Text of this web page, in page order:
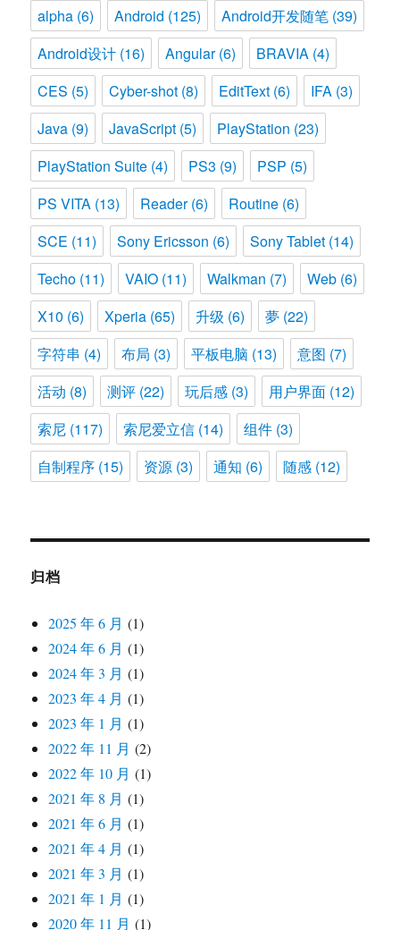
alpha (6) Android (125) Android开发随笔 (39)
Android设计 (16) Angular(6) BRAVIA (4)
CES (5) Cyber-shot (8) EditText (6) IFA (3)
Java (9) JavaScript (5) PlayStation (23)
PlayStation Suite (4) PS3 (9) PSP (5)
PS VITA (13) Reader(6) Routine (6)
SCE (11) Sony Ericsson (6) Sony Tablet (14)
Techo (11) VAIO (11) Walkman (7) Web (6)
X10 (6) Xperia (65) 升级 (6) 夢 (22)
字符串 (4) 布局 (3) 平板电脑 (13) 意图 (7)
活动 (8) 测评 (22) 玩后感 (3) 用户界面 (12)
索尼 (117) 索尼爱立信 (14) 组件 (3)
自制程序 (15) 资源 (3) 通知 (6) 随感 (12)
归档
2025 年 6 月 (1)
2024 年 6 月 (1)
2024 年 3 月 (1)
2023 年 4 月 (1)
2023 年 1 月 (1)
2022 年 11 月 (2)
2022 年 10 月 (1)
2021 年 8 月 (1)
2021 年 6 月 (1)
2021 年 4 月 (1)
2021 年 3 月 (1)
2021 年 1 月 (1)
2020 年 11 月 (1)